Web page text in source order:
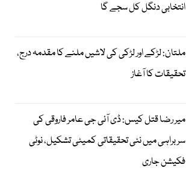
انتخابی دنگل کل سجے گا
ملتان: لڑکے اور لڑکی کی لاشیں ملنے کا مقدمہ درج،
تحقیقات کا آغاز
میر رضا قتل کیس: ڈی آئی جی عامر فاروقی کی
سربراہی میں نئی تحقیقاتی کمیٹی تشکیل، نوٹی
فکیشن جاری